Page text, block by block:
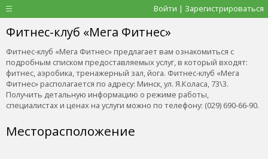
Войти | Зарегистрироваться
Фитнес-клуб «Мега Фитнес»
Фитнес-клуб «Мега Фитнес» предлагает вам ознакомиться с
подробным списком предоставляемых услуг, в который входят:
фитнес, аэробика, тренажерный зал, йога. Фитнес-клуб «Мега
Фитнес» располагается по адресу: Минск, ул. Я.Коласа, 73\3.
Получить детальную информацию о режиме работы,
специалистах и ценах на услуги можно по телефону: (029) 690-66-90.
Месторасположение